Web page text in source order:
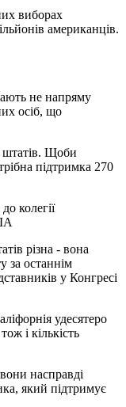
виборах
американців.
не напряму
осіб, що
штатів. Щоби
підтримка 270
колегії
різна - вона
за останнім
у Конгресі
удесятеро
і кількість
насправді
який підтримує